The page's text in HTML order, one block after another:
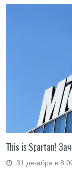
This is Spartan!
31 декабря в